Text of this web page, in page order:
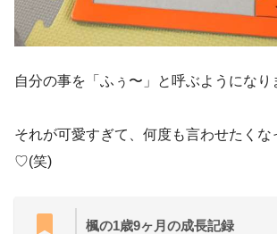
自分の事を「ふぅ〜」と呼ぶようにな
それが可愛すぎて、何度も言わせたくな
♡(笑)
楓の1歳9ヶ月の成長記録